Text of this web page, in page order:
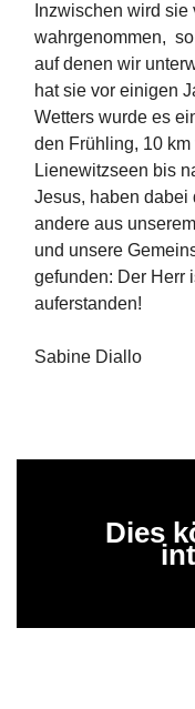
Inzwischen wird
wahrgenommen,
auf denen wir
hat sie vor einigen
Wetters wurde es
den Frühling, 10
Lienewitzseen bis
Jesus, haben dabei
andere aus
und unsere
gefunden: Der Herr
auferstanden!
Sabine Diallo
Dies